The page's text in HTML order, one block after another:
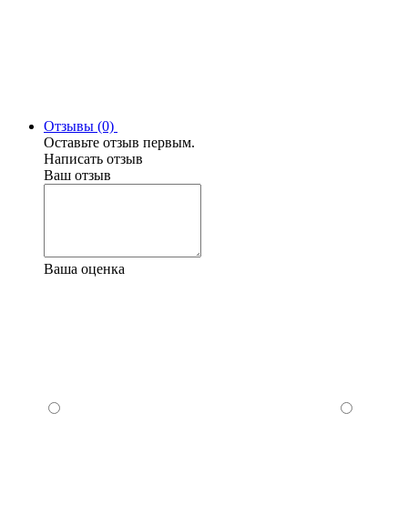
Отзывы (0)
Оставьте отзыв первым.
Написать отзыв
Ваш отзыв
Ваша оценка